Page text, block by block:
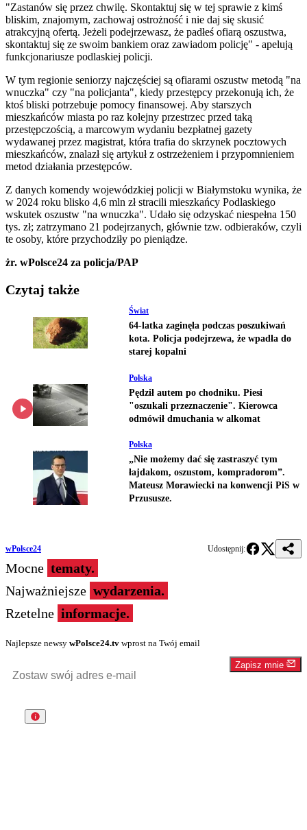
"Zastanów się przez chwilę. Skontaktuj się w tej sprawie z kimś
bliskim, znajomym, zachowaj ostrożność i nie daj się skusić
atrakcyjną ofertą. Jeżeli podejrzewasz, że padłeś ofiarą oszustwa,
skontaktuj się ze swoim bankiem oraz zawiadom policję" - apelują
funkcjonariusze podlaskiej policji.
W tym regionie seniorzy najczęściej są ofiarami oszustw metodą "na
wnuczka" czy "na policjanta", kiedy przestępcy przekonują ich, że
ktoś bliski potrzebuje pomocy finansowej. Aby starszych
mieszkańców miasta po raz kolejny przestrzec przed taką
przestępczością, a marcowym wydaniu bezpłatnej gazety
wydawanej przez magistrat, która trafia do skrzynek pocztowych
mieszkańców, znalazł się artykuł z ostrzeżeniem i przypomnieniem
metod działania przestępców.
Z danych komendy wojewódzkiej policji w Białymstoku wynika, że
w 2024 roku blisko 4,6 mln zł stracili mieszkańcy Podlaskiego
wskutek oszustw "na wnuczka". Udało się odzyskać niespełna 150
tys. zł; zatrzymano 21 podejrzanych, głównie tzw. odbieraków, czyli
te osoby, które przychodziły po pieniądze.
żr. wPolsce24 za policja/PAP
Czytaj także
Świat
64-latka zaginęła podczas poszukiwań
kota. Policja podejrzewa, że wpadła do
starej kopalni
Polska
Pędził autem po chodniku. Piesi
"oszukali przeznaczenie". Kierowca
odmówił dmuchania w alkomat
Polska
„Nie możemy dać się zastraszyć tym
łajdakom, oszustom, kompradorom”.
Mateusz Morawiecki na konwencji PiS w
Przususze.
wPolsce24 Udostępnij:
Mocne tematy.
Najważniejsze wydarzenia.
Rzetelne informacje.
Najlepsze newsy wPolsce24.tv wprost na Twój email
Zapisz mnie